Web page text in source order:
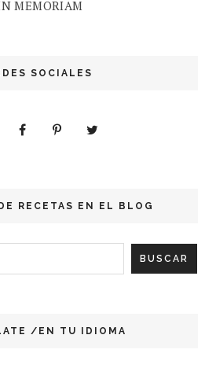
MEMORIAM
SOCIALES
RECETAS EN EL BLOG
/EN TU IDIOMA